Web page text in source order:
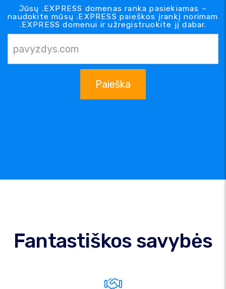
Jūsų .EXPRESS domenas ranka pasiekiamas –
naudokite mūsų .EXPRESS paieškos įrankį norimam
.EXPRESS domenui ir užregistruokite jį dabar.
Paieška
Fantastiškos savybės